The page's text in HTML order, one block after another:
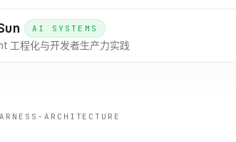
AI SYSTEMS
工程化与开发者生产力实践
ARCHITECTURE